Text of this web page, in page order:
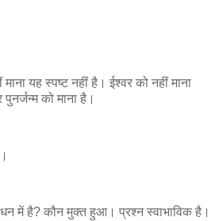
माना यह स्पष्ट नहीं है। ईश्वर को नहीं माना
को माना है।
में है? कौन मुक्त हुआ। प्रश्न स्वाभाविक है।